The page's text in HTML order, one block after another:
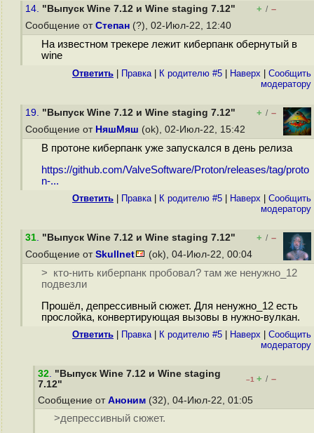
14. "Выпуск Wine 7.12 и Wine staging 7.12" + / –
Сообщение от Степан (?), 02-Июл-22, 12:40
На известном трекере лежит киберпанк обернутый в
wine
Ответить Правка| К родителю #5 Наверх
Cообщить
модератору
19. "Выпуск Wine 7.12 и Wine staging 7.12" + / –
Сообщение от НяшМяш (ok), 02-Июл-22, 15:42
В протоне киберпанк уже запускался в день релиза
https://github.com/ValveSoftware/Proton/releases/tag/proto
n-...
Ответить Правка| К родителю #5 Наверх
Cообщить
модератору
31. "Выпуск Wine 7.12 и Wine staging 7.12" + / –
Сообщение от Skullnet (ok), 04-Июл-22, 00:04
> кто-нить киберпанк пробовал? там же ненужно_12
подвезли
Прошёл, депрессивный сюжет. Для ненужно_12 есть
прослойка, конвертирующая вызовы в нужно-вулкан.
Ответить Правка| К родителю #5 Наверх
Cообщить
модератору
32. "Выпуск Wine 7.12 и Wine staging
7.12"
–1 + / –
Сообщение от Аноним (32), 04-Июл-22, 01:05
>депрессивный сюжет.